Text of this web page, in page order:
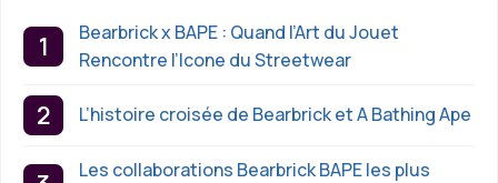
Bearbrick x BAPE : Quand l’Art du Jouet
Rencontre l’Icone du Streetwear
L’histoire croisée de Bearbrick et A Bathing Ape
Les collaborations Bearbrick BAPE les plus